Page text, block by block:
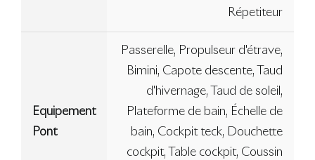
Répetiteur
Equipement
Pont
Passerelle, Propulseur d'étrave,
Bimini, Capote descente, Taud
d'hivernage, Taud de soleil,
Plateforme de bain, Échelle de
bain, Cockpit teck, Douchette
cockpit, Table cockpit, Coussin